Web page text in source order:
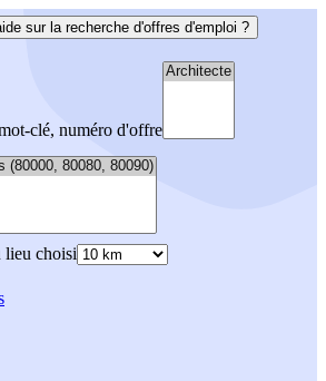
sur la recherche d'offres d'emploi ?
clé, numéro d'offre
lieu choisi